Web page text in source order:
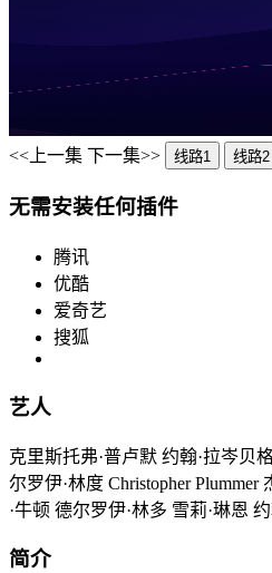
<<上一集 下一集>> 线路1 线路2
无需安装任何插件
腾讯
优酷
爱奇艺
搜狐
艺人
克里斯托弗·普卢默 约翰·拉岑贝
尔罗伊·林度 Christopher
·牛顿 德尔罗伊·林多 雪莉·琳恩
简介